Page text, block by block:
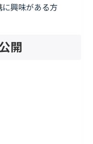
興味がある方
開